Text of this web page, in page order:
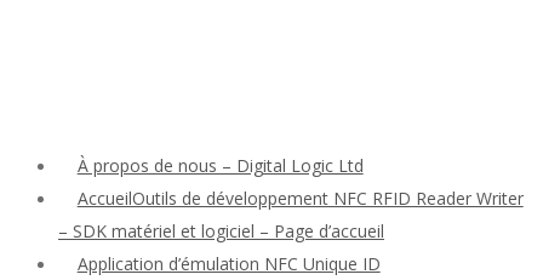
À propos de nous – Digital Logic Ltd
AccueilOutils de développement NFC RFID Reader Writer
– SDK matériel et logiciel – Page d’accueil
Application d’émulation NFC Unique ID